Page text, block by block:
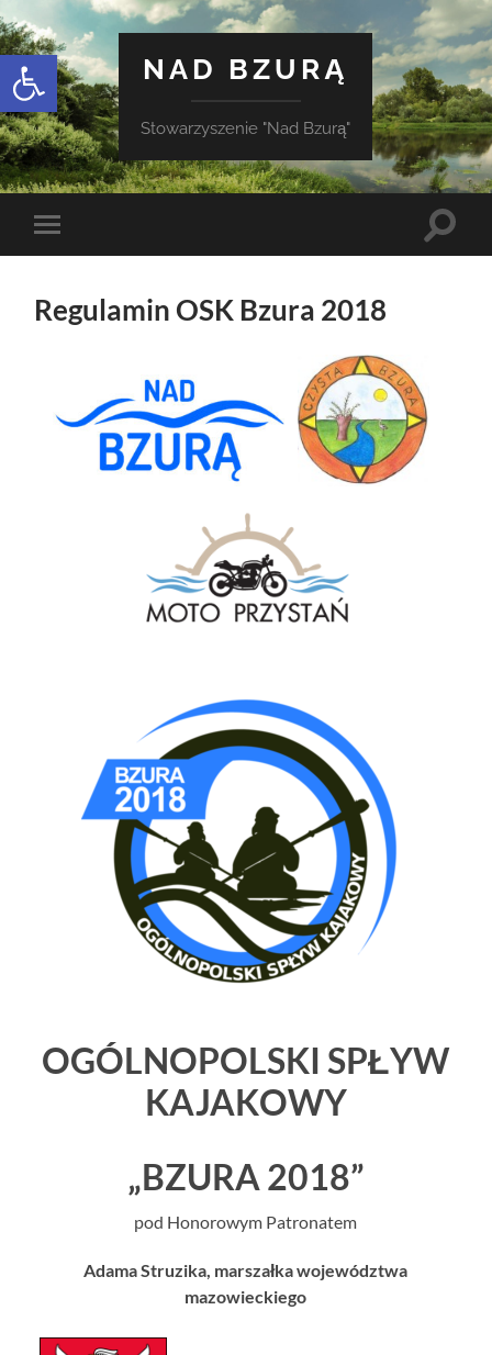
Otwórz pasek narzędzi
NAD BZURĄ
Stowarzyszenie "Nad Bzurą"
Toggle
mobile
Toggle
Regulamin OSK Bzura 2018
OGÓLNOPOLSKI SPŁYW
KAJAKOWY
„BZURA 2018”
pod Honorowym Patronatem
Adama Struzika, marszałka województwa
mazowieckiego